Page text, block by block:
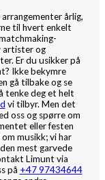
årlig,
til hvert enkelt
artister og
Er du usikker på
Ikke bekymre
gå tilbake og se
tenke deg et helt
vi tilbyr. Men det
oss og spørre om
eller festen
musikk; vi har
mest garvede
Limunt via
på +47 97434644